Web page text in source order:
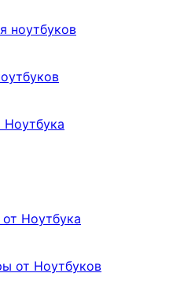
ноутбуков
Ноутбука
Ноутбука
от Ноутбуков